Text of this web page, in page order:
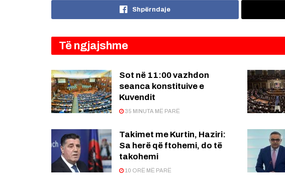
Shpërndaje
Të ngjajshme
Sot në 11:00 vazhdon
seanca konstituive e
Kuvendit
35 MINUTA MË PARË
Takimet me Kurtin, Haziri:
Sa herë që ftohemi, do të
takohemi
10 ORË MË PARË